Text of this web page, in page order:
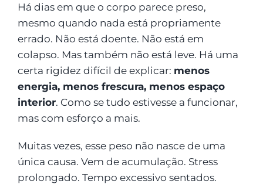
Há dias em que o corpo parece preso,
mesmo quando nada está propriamente
errado. Não está doente. Não está em
colapso. Mas também não está leve. Há uma
certa rigidez difícil de explicar: menos
energia, menos frescura, menos espaço
interior. Como se tudo estivesse a funcionar,
mas com esforço a mais.
Muitas vezes, esse peso não nasce de uma
única causa. Vem de acumulação. Stress
prolongado. Tempo excessivo sentados.